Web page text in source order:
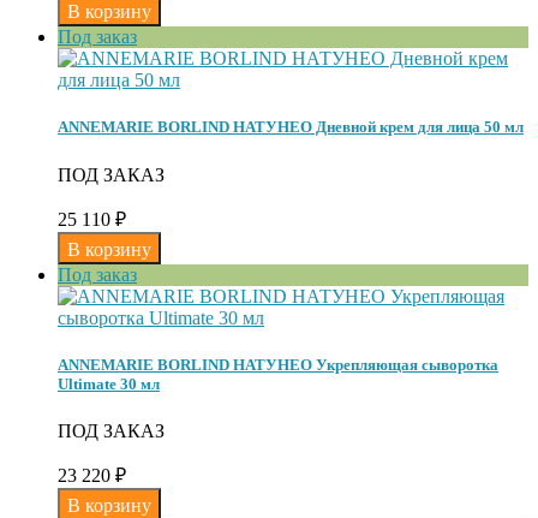
Под заказ
ANNEMARIE BORLIND НАТУНЕО Дневной крем для лица 50 мл
ПОД ЗАКАЗ
25 110 ₽
Под заказ
ANNEMARIE BORLIND НАТУНЕО Укрепляющая сыворотка
Ultimate 30 мл
ПОД ЗАКАЗ
23 220 ₽